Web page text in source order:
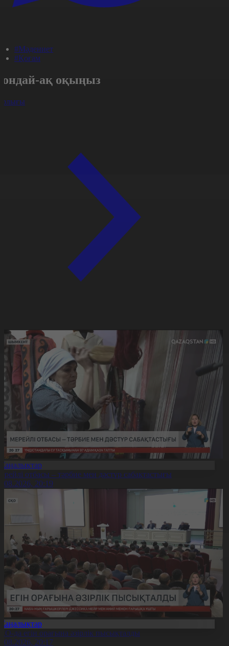
#Мәдениет
#Қоғам
ақ оқыңыз
отбасы – тәрбие мен дәстүр сабақтастығы
20:19
да егін орағына әзірлік пысықталды
20:17